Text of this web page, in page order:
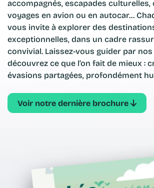
accompagnés, escapades culturelles,
voyages en avion ou en autocar…
vous invite à explorer des
exceptionnelles, dans un cadre
convivial. Laissez-vous guider par
découvrez ce que l’on fait de mieux :
évasions partagées, profondément
Voir notre dernière brochure